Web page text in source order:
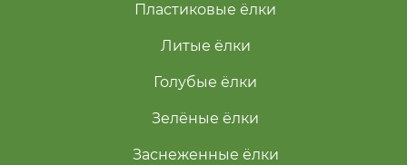
Голубые ёлки
Зелёные ёлки
Заснеженные ёлки
Пластиковые ёлки
Литые ёлки